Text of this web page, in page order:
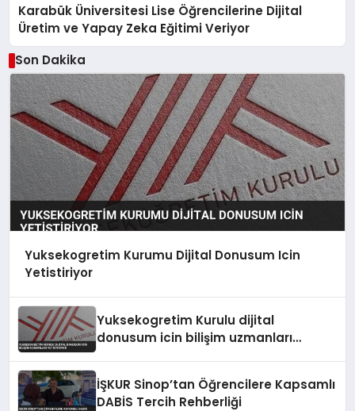
Karabük Üniversitesi Lise Öğrencilerine Dijital
Üretim ve Yapay Zeka Eğitimi Veriyor
Son Dakika
Yuksekogretim Kurumu Dijital Donusum Icin
Yetistiriyor
Yuksekogretim Kurulu dijital
donusum icin bilişim uzmanları
İŞKUR Sinop’tan Öğrencilere Kapsamlı
DABİS Tercih Rehberliği